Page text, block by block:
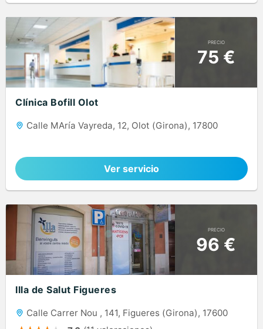
PRECIO
75 €
Clínica Bofill Olot
Calle MAría Vayreda, 12, Olot (Girona), 17800
Ver servicio
PRECIO
96 €
Illa de Salut Figueres
Calle Carrer Nou , 141, Figueres (Girona), 17600